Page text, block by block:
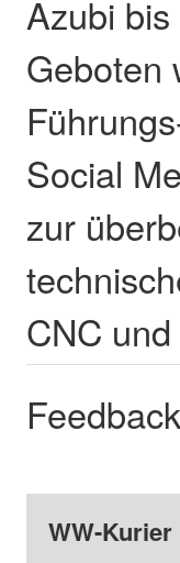
Azubi
Geboten
Social
zur
CNC
WW-